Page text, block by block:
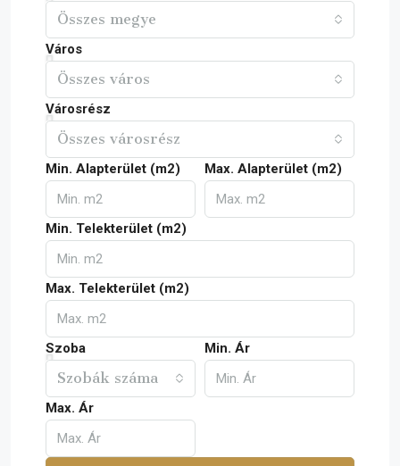
Összes megye
Város
Összes város
Városrész
Összes városrész
Min. Alapterület (m2) Max. Alapterület (m2)
Min. Telekterület (m2)
Max. Telekterület (m2)
Szoba
Szobák száma
Min. Ár
Max. Ár